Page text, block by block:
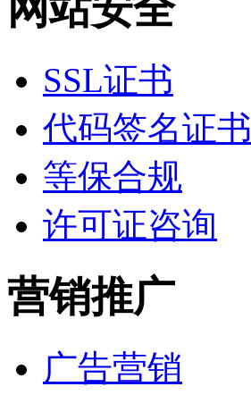
SSL证书
代码签名证书
等保合规
许可证咨询
营销推广
广告营销